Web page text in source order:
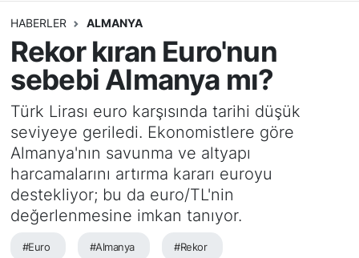
HABERLER ALMANYA
Rekor kıran Euro'nun
sebebi Almanya mı?
Türk Lirası euro karşısında tarihi düşük
seviyeye geriledi. Ekonomistlere göre
Almanya'nın savunma ve altyapı
harcamalarını artırma kararı euroyu
destekliyor; bu da euro/TL'nin
değerlenmesine imkan tanıyor.
#Euro #Almanya #Rekor
HAMBURG
SPOR
DEUTSCH
EKONOMİ
SİYASET
SAĞLIK
Puan Durumu ve Fikstür
Tüm Manşetler
Son Dakika Haberleri
Haber Arşivi